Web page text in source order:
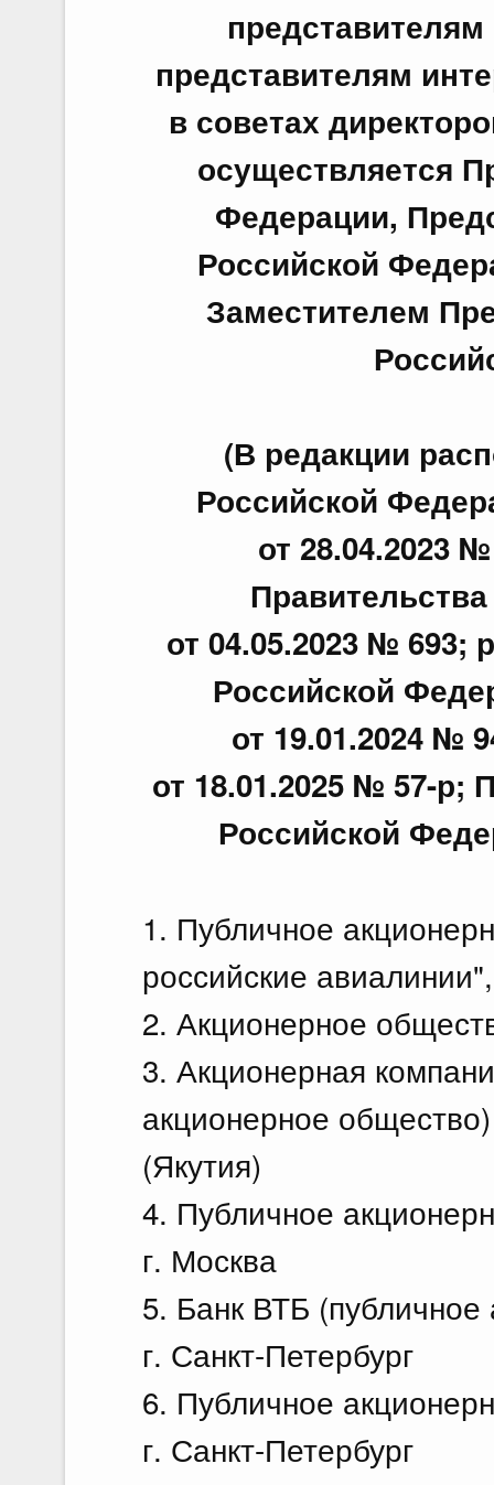
представителям
в советах
осуществляется
Федерации,
Российской
Заместителем
(В редакции
Российской
от 28.04.2023
от 04.05.2023 № 693;
Российской
от 19.01.2024 №
от 18.01.2025 № 57-р;
Российской
1. Публичное
российские
2. Акционерное
3. Акционерная
акционерное
(Якутия)
4. Публичное
г. Москва
5. Банк ВТБ
г. Санкт-Петербург
6. Публичное
г. Санкт-Петербург